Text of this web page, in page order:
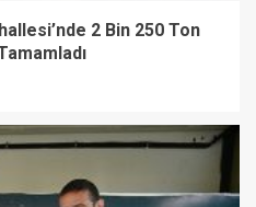
2 Bin 250 Ton